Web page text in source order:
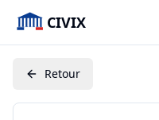
CIVIX
Retour